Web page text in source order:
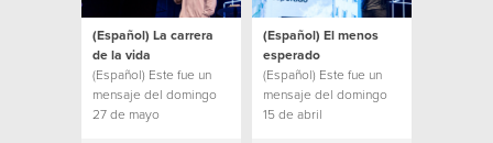
(Español) La carrera
de la vida
(Español) Este fue un
mensaje del domingo
27 de mayo
(Español) El menos
esperado
(Español) Este fue un
mensaje del domingo
15 de abril